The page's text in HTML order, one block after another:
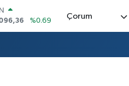
%0.69
Çorum